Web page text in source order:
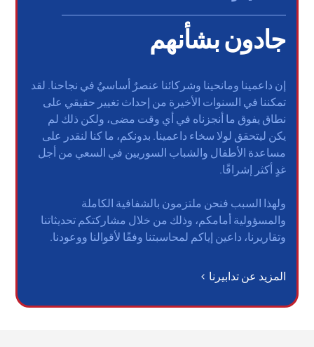
جادون بشأنهم
إن داعمينا ومانحينا وشركائنا عنصرٌ أساسيٌ في نجاحنا. لقد
تمكننا في السنوات الأخيرة من إحداث تغيير حقيقي على
نطاق يفوق ما أنجزناه في أي وقت مضى، ولكن ذلك لم
يكن ليتحقق لولا سخاء داعمينا. بدونكم، ما كنا لنقدر على
مساعدة الأطفال والشباب السوريين في السعي من أجل
غدٍ أكثر إشراقًا.
ولهذا السبب فنحن ملتزمون بالشفافية الكاملة
والمسؤولية أمامكم، وذلك من خلال مشاركتكم تحديثاتنا
وتقاريرنا، داعين إياكم لمحاسبتنا وفقًا لأقوالنا ووعودنا.
المزيد عن تدابيرنا >